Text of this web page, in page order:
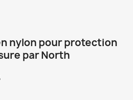
nylon pour protection
par North